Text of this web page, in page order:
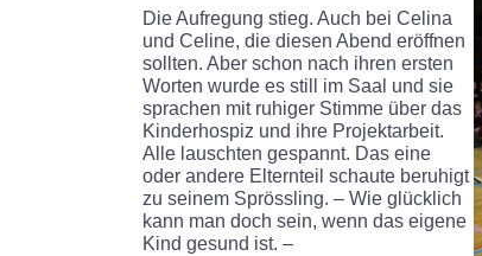
Die Aufregung stieg. Auch bei Celina
und Celine, die diesen Abend eröffnen
sollten. Aber schon nach ihren ersten
Worten wurde es still im Saal und sie
sprachen mit ruhiger Stimme über das
Kinderhospiz und ihre Projektarbeit.
Alle lauschten gespannt. Das eine
oder andere Elternteil schaute beruhigt
zu seinem Sprössling. – Wie glücklich
kann man doch sein, wenn das eigene
Kind gesund ist. –